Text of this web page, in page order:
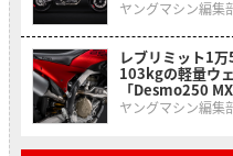
ヤングマシン編集
レブリミット1
103kgの軽量ウ
「Desmo250
ヤングマシン編集